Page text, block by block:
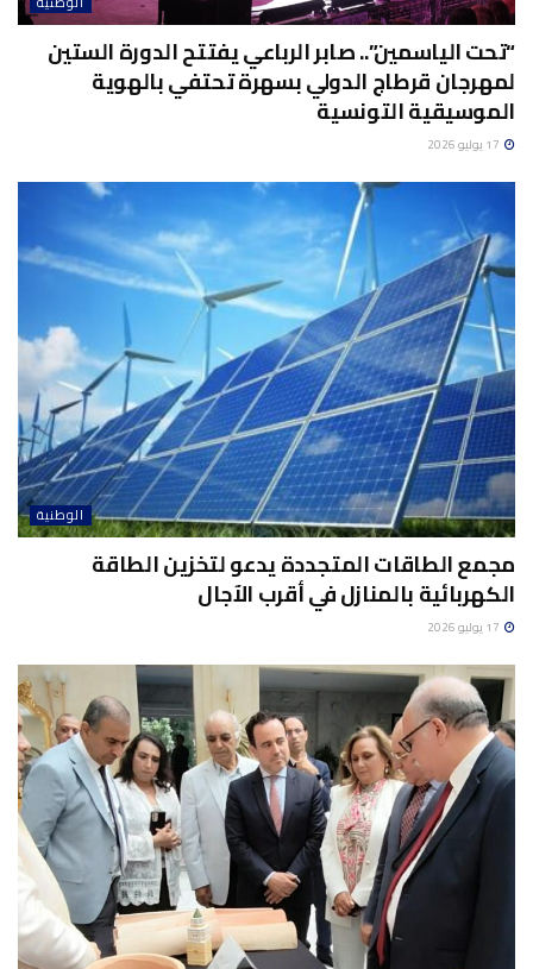
“تحت الياسمين”.. صابر الرباعي يفتتح الدورة الستين
لمهرجان قرطاج الدولي بسهرة تحتفي بالهوية
الموسيقية التونسية
الوطنية
مجمع الطاقات المتجددة يدعو لتخزين الطاقة
الكهربائية بالمنازل في أقرب الآجال